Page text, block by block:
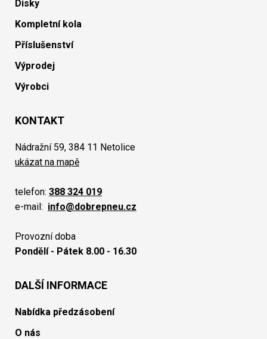
Disky
Kompletní kola
Příslušenství
Výprodej
Výrobci
KONTAKT
Nádražní 59, 384 11 Netolice
ukázat na mapě
telefon: 388 324 019
e-mail: info@dobrepneu.cz
Provozní doba
Pondělí - Pátek 8.00 - 16.30
DALŠÍ INFORMACE
Nabídka předzásobení
O nás